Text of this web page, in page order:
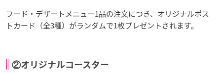
フード・デザートメニュー1品の注文につき、オリジナルポス
トカード（全3種）がランダムで1枚プレゼントされます。
②オリジナルコースター